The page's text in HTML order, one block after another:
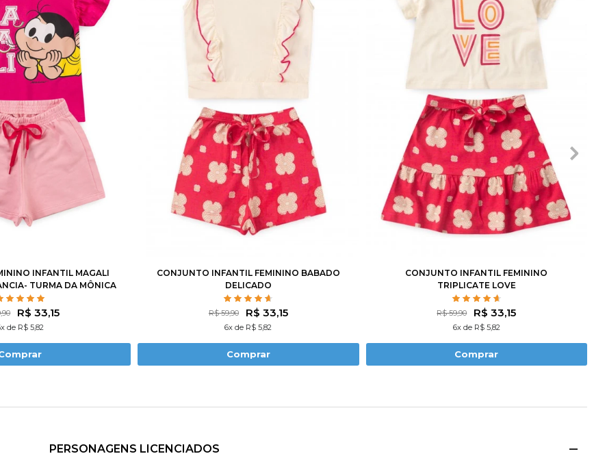
INFANTIL MAGALI
TURMA DA MÔNICA
R$ 33,15
de R$ 5,82
CONJUNTO INFANTIL FEMININO BABADO
DELICADO
R$ 59,90 R$ 33,15
6x de R$ 5,82
Comprar
CONJUNTO INFANTIL FEMININO
TRIPLICATE LOVE
R$ 59,90 R$ 33,15
6x de R$ 5,82
Comprar
PERSONAGENS LICENCIADOS